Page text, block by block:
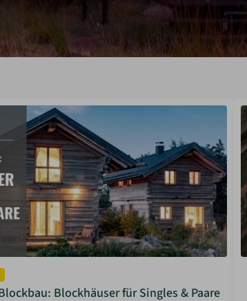
Blockhäuser für Singles & Paare